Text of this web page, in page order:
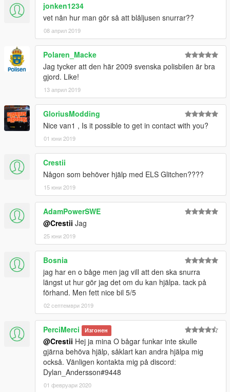
jonken1234
vet nån hur man gör så att blåljusen snurrar??
08 април 2019
Polaren_Macke
Jag tycker att den här 2009 svenska polisbilen är bra
gjord. Like!
13 април 2019
GloriusModding
Nice van1 , Is it possible to get in contact with you?
01 юни 2019
Crestii
Någon som behöver hjälp med ELS Glitchen????
15 юни 2019
AdamPowerSWE
@Crestii Jag
25 юни 2019
Bosnia
jag har en o båge men jag vill att den ska snurra
längst ut hur gör jag det om du kan hjälpa. tack på
förhand. Men fett nice bil 5/5
02 септември 2019
PerciMerci Изгонен
@Crestii Hej ja mina O bågar funkar inte skulle
gjärna behöva hjälp, såklart kan andra hjälpa mig
också. Vänligen kontakta mig på discord:
Dylan_Andersson#9448
01 февруари 2020